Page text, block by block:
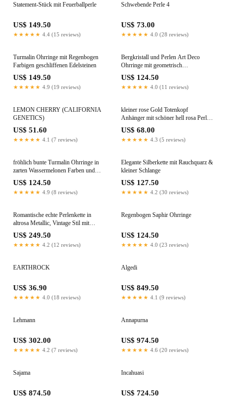
Statement-Stück mit Feuerballperle
US$ 149.50
★★★★★ 4.4 (15 reviews)
Schwebende Perle 4
US$ 73.00
★★★★★ 4.0 (28 reviews)
Turmalin Ohrringe mit Regenbogen
Farbigen geschliffenen Edelsteinen
US$ 149.50
★★★★★ 4.9 (19 reviews)
Bergkristall und Perlen Art Deco
Ohrringe mit geometrisch
geschliffenen Edelsteinen
US$ 124.50
★★★★★ 4.0 (11 reviews)
LEMON CHERRY (CALIFORNIA
GENETICS)
US$ 51.60
★★★★★ 4.1 (7 reviews)
kleiner rose Gold Totenkopf
Anhänger mit schöner hell rosa Perle
an Lederband (No1 Dunkelbraun)
US$ 68.00
★★★★★ 4.3 (5 reviews)
fröhlich bunte Turmalin Ohrringe in
zarten Wassermelonen Farben und
matt Gold Vermeil Ohrsteckern
US$ 124.50
★★★★★ 4.9 (8 reviews)
Elegante Silberkette mit Rauchquarz &
kleiner Schlange
US$ 127.50
★★★★★ 4.2 (30 reviews)
Romantische echte Perlenkette in
altrosa Metallic, Vintage Stil mit
goldenem Rosenverschluss,
traditionell handgeknüpft auf echter
Seide
US$ 249.50
★★★★★ 4.2 (12 reviews)
Regenbogen Saphir Ohrringe
US$ 124.50
★★★★★ 4.0 (23 reviews)
EARTHROCK
US$ 36.90
★★★★★ 4.0 (18 reviews)
Algedi
US$ 849.50
★★★★★ 4.1 (9 reviews)
Lehmann
US$ 302.00
★★★★★ 4.2 (7 reviews)
Annapurna
US$ 974.50
★★★★★ 4.6 (20 reviews)
Sajama
US$ 874.50
Incahuasi
US$ 724.50